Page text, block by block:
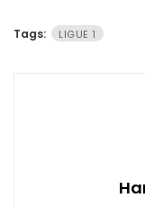
Tags: LIGUE 1